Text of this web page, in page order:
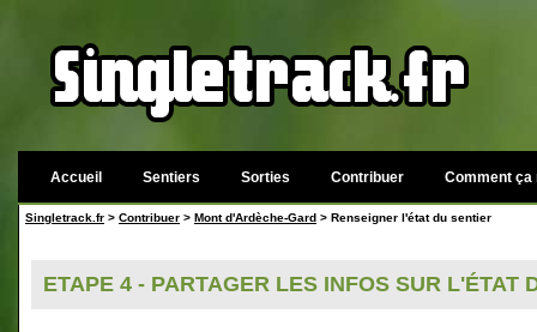
Accueil Sentiers Sorties Contribuer Comment ça
Singletrack.fr > Contribuer > Mont d'Ardèche-Gard > Renseigner l'état du sentier
ETAPE 4 - PARTAGER LES INFOS SUR L'ÉTAT